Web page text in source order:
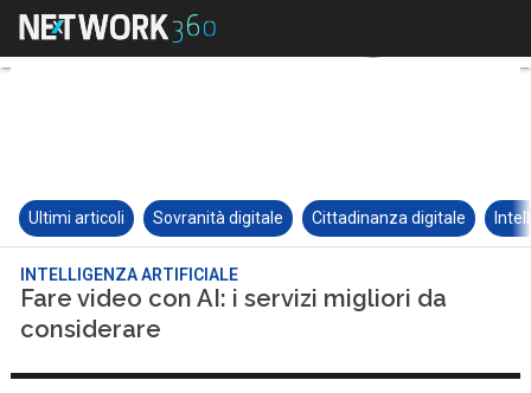
Ultimi articoli Sovranità digitale Cittadinanza digitale
INTELLIGENZA ARTIFICIALE
Fare video con AI: i servizi migliori da
considerare